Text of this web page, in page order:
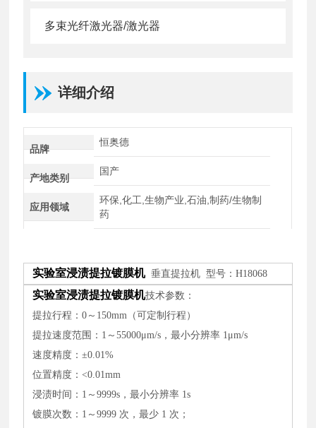
多束光纤激光器/激光器
详细介绍
品牌
恒奥德
产地类别
国产
应用领域
环保,化工,生物产业,石油,制药/生物制
药
实验室浸渍提拉镀膜机 垂直提拉机 型号：H18068
实验室浸渍提拉镀膜机技术参数：
提拉行程：0～150mm（可定制行程）
提拉速度范围： 1～55000μm/s，最小分辨率 1μm/s
速度精度：±0.01%
位置精度：<0.01mm
浸渍时间： 1～9999s，最小分辨率 1s
镀膜次数： 1～9999 次，最少 1 次；